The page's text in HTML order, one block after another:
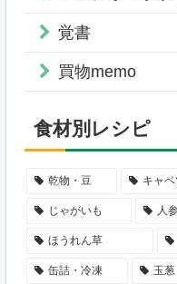
覚書
買物memo
食材別レシピ
乾物・豆 キャベ
じゃがいも 人参
ほうれん草
缶詰・冷凍 玉葱